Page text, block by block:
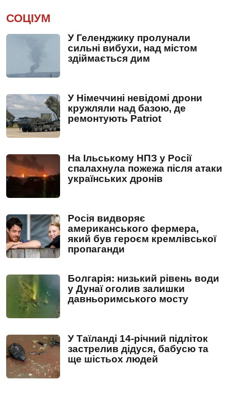
СОЦІУМ
У Геленджику пролунали
сильні вибухи, над містом
здіймається дим
У Німеччині невідомі дрони
кружляли над базою, де
ремонтують Patriot
На Ільському НПЗ у Росії
спалахнула пожежа після атаки
українських дронів
Росія видворяє
американського фермера,
який був героєм кремлівської
пропаганди
Болгарія: низький рівень води
у Дунаї оголив залишки
давньоримського мосту
У Таїланді 14-річний підліток
застрелив дідуся, бабусю та
ще шістьох людей